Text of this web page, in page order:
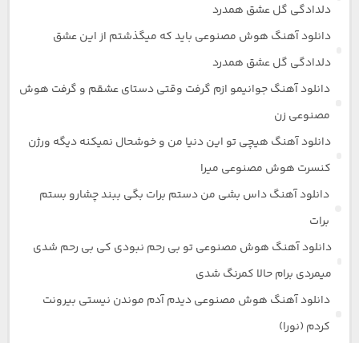
دلدادگی گل عشق همدرد
دانلود آهنگ هوش مصنوعی باید که میگذشتم از این عشق
دلدادگی گل عشق همدرد
دانلود آهنگ جوانیمو ازم گرفت وقتی دستای عشقم و گرفت هوش
مصنوعی زن
دانلود آهنگ هیچی تو این دنیا من و خوشحال نمیکنه دیگه ورژن
کنسرت هوش مصنوعی میرا
دانلود آهنگ داس بشی من دستم برات بگی ببند چشارو بستم
برات
دانلود آهنگ هوش مصنوعی تو بی رحم نبودی کی بی رحم شدی
میمردی برام حالا کمرنگ شدی
دانلود آهنگ هوش مصنوعی دیدم آدم موندن نیستی بیرونت
کردم (نورا)